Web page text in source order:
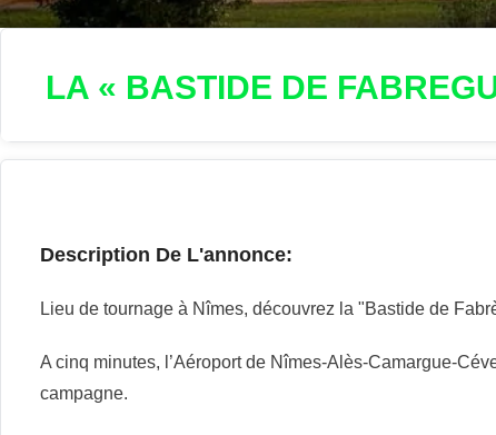
LA « BASTIDE DE
Description De L'annonce:
Lieu de tournage à Nîmes, découvrez la "Bastide de
A cinq minutes, l’Aéroport de Nîmes-Alès-Camargue-
campagne.